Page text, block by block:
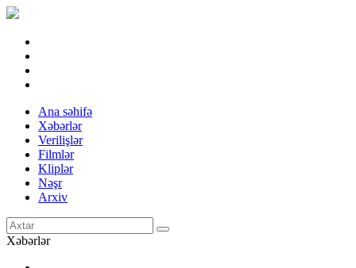
Ana səhifə
Xəbərlər
Verilişlər
Filmlər
Kliplər
Nəşr
Arxiv
Xəbərlər